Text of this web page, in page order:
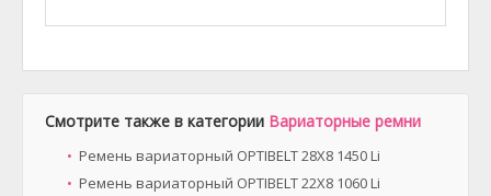
Смотрите также в категории Вариаторные ремни
Ремень вариаторный OPTIBELT 28X8 1450 Li
Ремень вариаторный OPTIBELT 22X8 1060 Li